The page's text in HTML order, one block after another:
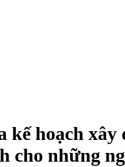
hoạch xây
cho những